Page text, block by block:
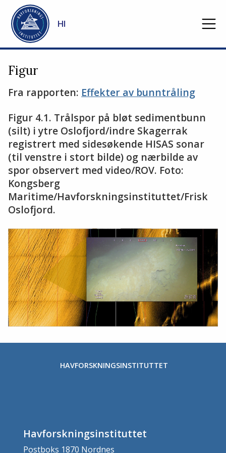
Gå til hovedinnhold
HI
Figur
Fra rapporten: Effekter av bunntråling
Figur 4.1. Trålspor på bløt sedimentbunn
(silt) i ytre Oslofjord/indre Skagerrak
registrert med sidesøkende HISAS sonar
(til venstre i stort bilde) og nærbilde av
spor observert med video/ROV. Foto:
Kongsberg
Maritime/Havforskningsinstituttet/Frisk
Oslofjord.
HAVFORSKNINGSINSTITUTTET
Havforskningsinstituttet
Postboks 1870 Nordnes